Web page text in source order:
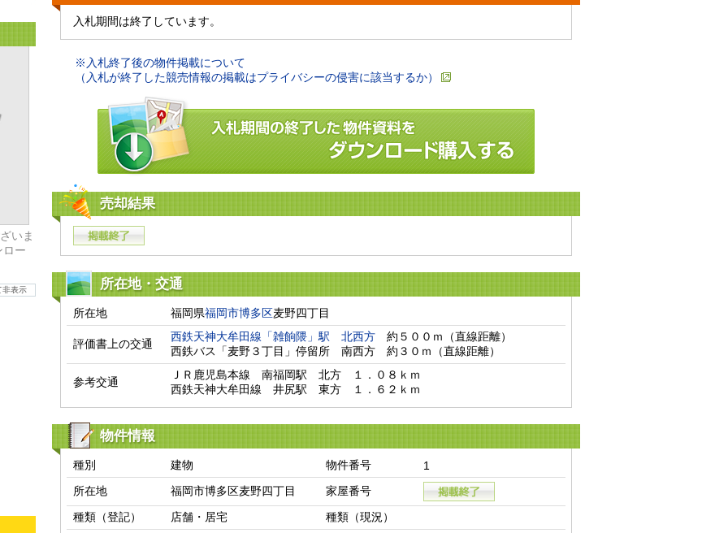
いま
ロー
非表示
入札期間は終了しています。
※入札終了後の物件掲載について
（入札が終了した競売情報の掲載はプライバシーの侵害に該当するか）
売却結果
所在地・交通
所在地 福岡県福岡市博多区麦野四丁目
評価書上の交通
西鉄天神大牟田線「雑餉隈」駅 北西方 約５００ｍ（直線距離）
西鉄バス「麦野３丁目」停留所　南西方　約３０ｍ（直線距離）
参考交通
ＪＲ鹿児島本線　南福岡駅　北方　１．０８ｋｍ
西鉄天神大牟田線　井尻駅　東方　１．６２ｋｍ
物件情報
種別 建物 物件番号
1
所在地
福岡市博多区麦野四丁目
家屋番号
種類（登記）
店舗・居宅
種類（現況）